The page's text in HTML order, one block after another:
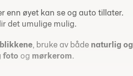
enn øyet kan se og auto tillater.
det umulige mulig.
, bruke av både naturlig og
foto og mørkerom.